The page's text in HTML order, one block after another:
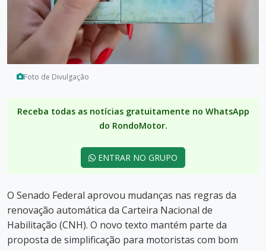
Foto de Divulgação
Receba todas as notícias gratuitamente no WhatsApp
do RondoMotor.
ENTRAR NO GRUPO
O Senado Federal aprovou mudanças nas regras da
renovação automática da Carteira Nacional de
Habilitação (CNH). O novo texto mantém parte da
proposta de simplificação para motoristas com bom